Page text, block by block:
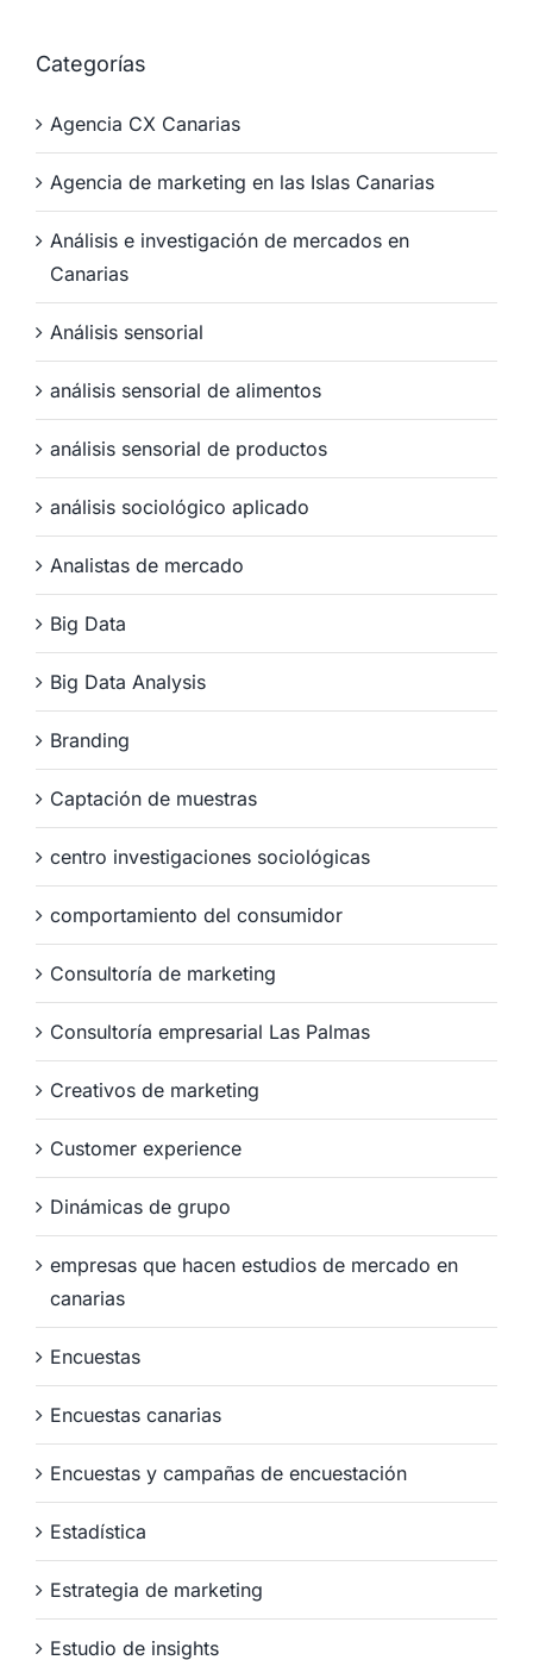
Categorías
Agencia CX Canarias
Agencia de marketing en las Islas Canarias
Análisis e investigación de mercados en
Canarias
Análisis sensorial
análisis sensorial de alimentos
análisis sensorial de productos
análisis sociológico aplicado
Analistas de mercado
Big Data
Big Data Analysis
Branding
Captación de muestras
centro investigaciones sociológicas
comportamiento del consumidor
Consultoría de marketing
Consultoría empresarial Las Palmas
Creativos de marketing
Customer experience
Dinámicas de grupo
empresas que hacen estudios de mercado en
canarias
Encuestas
Encuestas canarias
Encuestas y campañas de encuestación
Estadística
Estrategia de marketing
Estudio de insights